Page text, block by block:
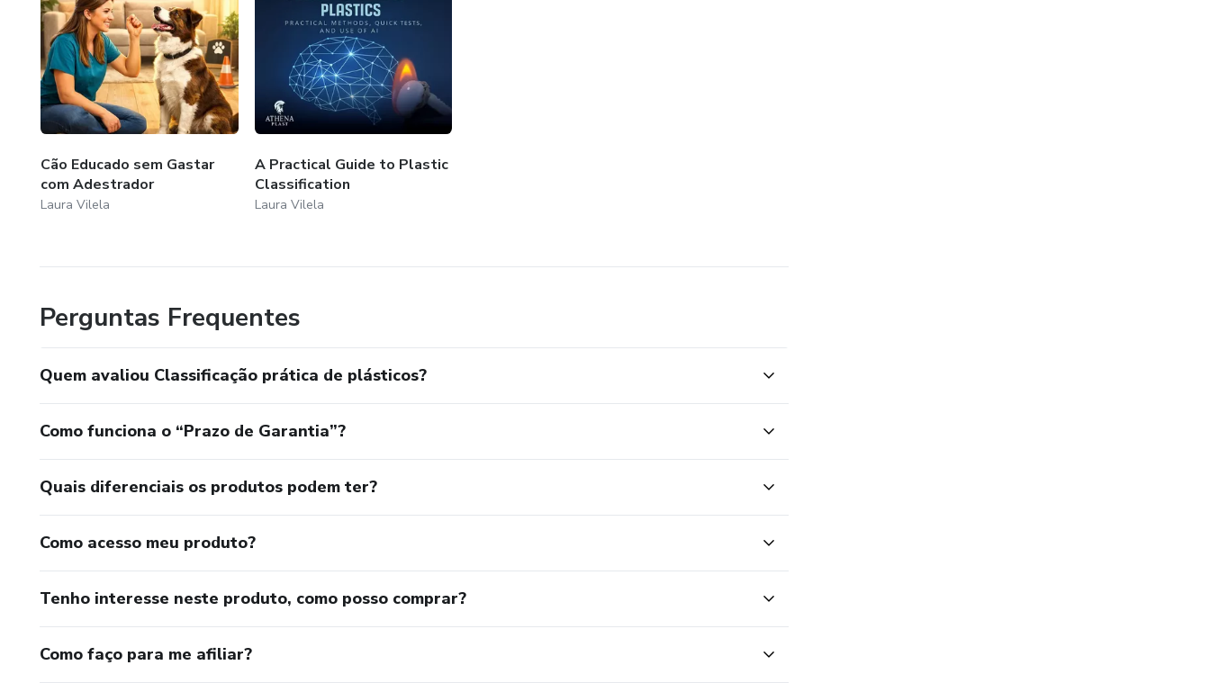
Cão Educado sem Gastar
com Adestrador
Laura Vilela
A Practical Guide to Plastic
Classification
Laura Vilela
Perguntas Frequentes
Quem avaliou Classificação prática de plásticos?
Como funciona o “Prazo de Garantia”?
Quais diferenciais os produtos podem ter?
Como acesso meu produto?
Tenho interesse neste produto, como posso comprar?
Como faço para me afiliar?